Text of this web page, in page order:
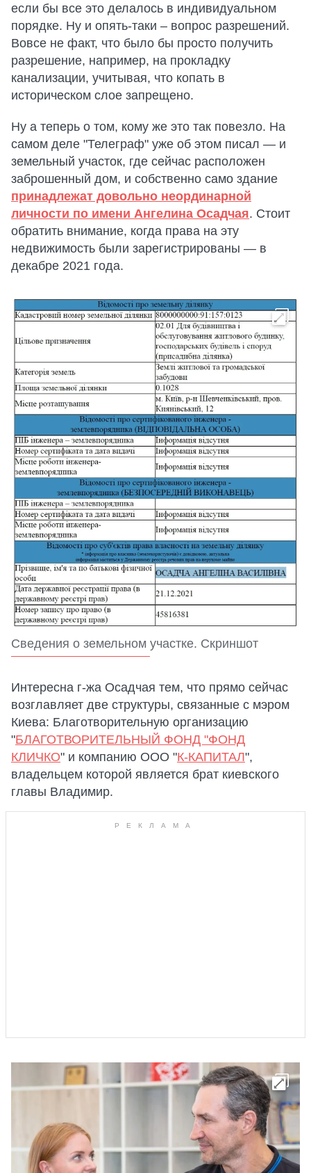
если бы все это делалось в индивидуальном
порядке. Ну и опять-таки – вопрос разрешений.
Вовсе не факт, что было бы просто получить
разрешение, например, на прокладку
канализации, учитывая, что копать в
историческом слое запрещено.
Ну а теперь о том, кому же это так повезло. На
самом деле "Телеграф" уже об этом писал — и
земельный участок, где сейчас расположен
заброшенный дом, и собственно само здание
принадлежат довольно неординарной
личности по имени Ангелина Осадчая. Стоит
обратить внимание, когда права на эту
недвижимость были зарегистрированы — в
декабре 2021 года.
Сведения о земельном участке. Скриншот
Интересна г-жа Осадчая тем, что прямо сейчас
возглавляет две структуры, связанные с мэром
Киева: Благотворительную организацию
"БЛАГОТВОРИТЕЛЬНЫЙ ФОНД "ФОНД
КЛИЧКО" и компанию ООО "К-КАПИТАЛ",
владельцем которой является брат киевского
главы Владимир.